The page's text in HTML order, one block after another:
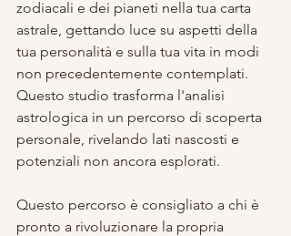
zodiacali e dei pianeti nella tua carta
astrale, gettando luce su aspetti della
tua personalità e sulla tua vita in modi
non precedentemente contemplati.
Questo studio trasforma l'analisi
astrologica in un percorso di scoperta
personale, rivelando lati nascosti e
potenziali non ancora esplorati.
Questo percorso è consigliato a chi è
pronto a rivoluzionare la propria